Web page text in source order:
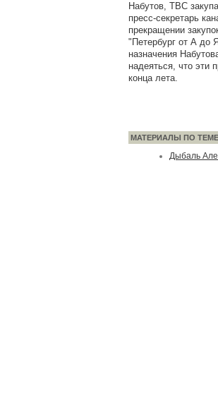
Набутов, ТВС
пресс-секретарь
прекращении
"Петербург от А до
назначения
надеяться, что эти
конца лета.
МАТЕРИАЛЫ ПО
Дыбаль